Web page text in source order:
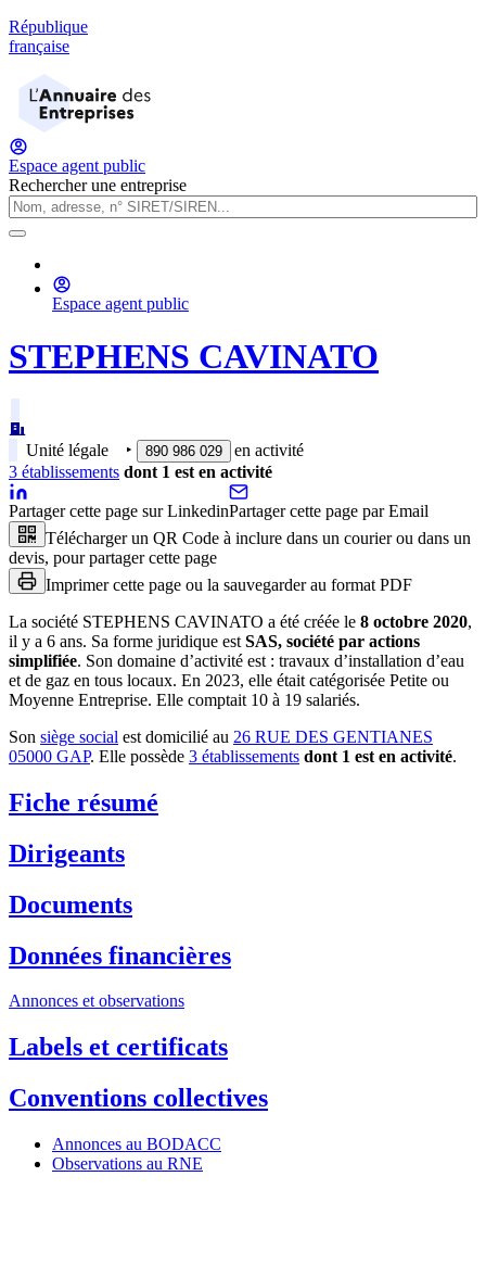
République
française
Espace agent public
Rechercher une entreprise
Espace agent public
STEPHENS CAVINATO
Unité légale ‣ 890 986 029
en activité
3 établissements dont 1 est en activité
Partager cette page sur LinkedinPartager cette page par Email
Télécharger un QR Code à inclure dans un courier ou dans un
devis, pour partager cette page
Imprimer cette page ou la sauvegarder au format PDF
La société STEPHENS CAVINATO a été créée le 8 octobre 2020,
il y a 6 ans. Sa forme juridique est SAS, société par actions
simplifiée. Son domaine d’activité est : travaux d’installation d’eau
et de gaz en tous locaux. En 2023, elle était catégorisée Petite ou
Moyenne Entreprise. Elle comptait 10 à 19 salariés.
Son siège social est domicilié au 26 RUE DES GENTIANES
05000 GAP. Elle possède 3 établissements dont 1 est en activité.
Fiche résumé
Dirigeants
Documents
Données financières
Annonces et observations
Labels et certificats
Conventions collectives
Annonces au BODACC
Observations au RNE